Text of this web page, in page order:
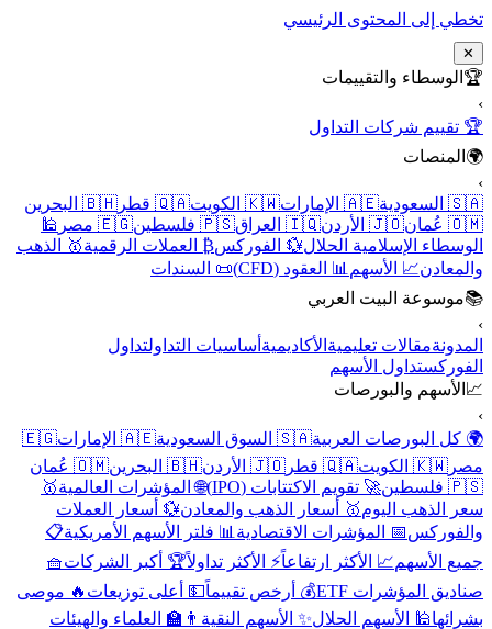
تخطي إلى المحتوى الرئيسي
✕
🏆 الوسطاء والتقييمات
›
🏆 تقييم شركات التداول
🌍 المنصات
›
🇸🇦 السعودية
🇦🇪 الإمارات 🇰🇼 الكويت 🇶🇦 قطر
🇧🇭 البحرين
🇴🇲 عُمان
🇯🇴 الأردن 🇮🇶 العراق 🇵🇸 فلسطين 🇪🇬 مصر
🕌
الوسطاء الإسلامية الحلال💱 الفوركس₿ العملات الرقمية🥇 الذهب
والمعادن📈 الأسهم 📊 العقود (CFD)
📜 السندات
📚موسوعة البيت العربي
›
المدونةمقالات تعليمية الأكاديمية أساسيات التداولتداول
الفوركستداول الأسهم
📈 الأسهم والبورصات
›
🌍 كل البورصات العربية🇸🇦 السوق السعودية 🇦🇪 الإمارات
🇪🇬
مصر 🇰🇼 الكويت 🇶🇦 قطر 🇯🇴 الأردن 🇧🇭 البحرين
🇴🇲 عُمان
🇵🇸 فلسطين
🚀 تقويم الاكتتابات (IPO) 🌐 المؤشرات العالمية🥇
سعر الذهب اليوم🥇 أسعار الذهب والمعادن💱 أسعار العملات
والفوركس📅 المؤشرات الاقتصادية 📊 فلتر الأسهم الأمريكية📋
جميع الأسهم📈 الأكثر ارتفاعاً⚡ الأكثر تداولاً🏆 أكبر الشركات🧺
صناديق المؤشرات ETF
💰 أرخص تقييماً💵 أعلى توزيعات 🔥 موصى
بشرائها🕌 الأسهم الحلال✨ الأسهم النقية 👨‍🏫 العلماء والهيئات